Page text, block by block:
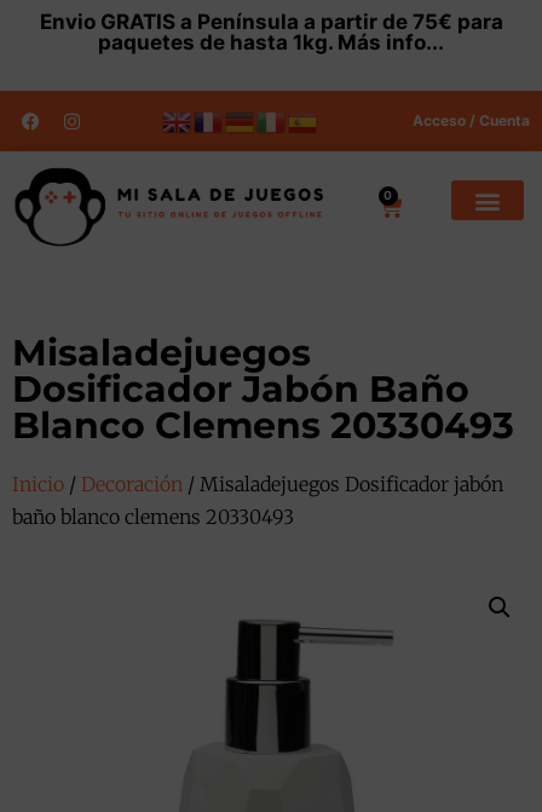
Envio GRATISa Península a partir de 75€ para
paquetes de hasta 1kg. Más info...
Acceso / Cuenta
0
Misaladejuegos
Dosificador Jabón Baño
Blanco Clemens 20330493
Inicio / Decoración / Misaladejuegos Dosificador jabón
baño blanco clemens 20330493